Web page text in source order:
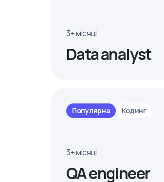
3+ місяці
Data analyst
Популярна Кодинг
3+ місяці
QA engineer